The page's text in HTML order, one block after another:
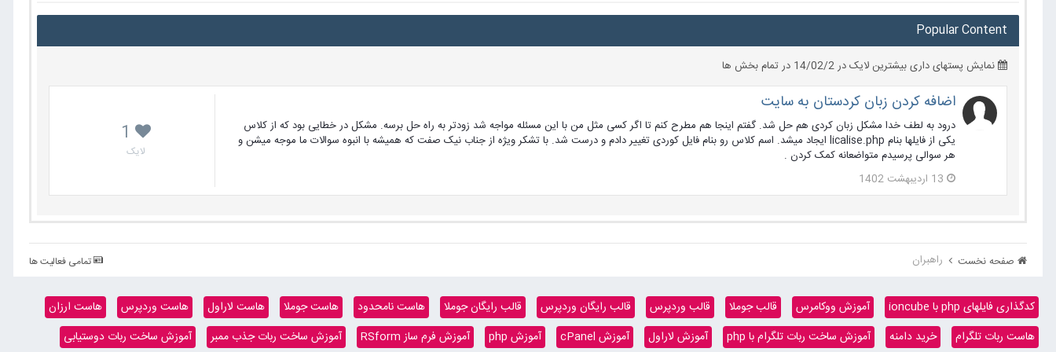
Popular Content
نمایش پستهای داری بیشترین لایک در 14/02/2 در تمام بخش ها
لایک
اضافه کردن زبان کردستان به سایت
درود به لطف خدا مشکل زبان کردی هم حل شد. گفتم اینجا هم مطرح کنم تا اگر کسی مثل من با این مسئله مواجه شد زودتر به راه حل برسه. مشکل در خطایی بود که از کلاس
یکی از فایلها بنام licalise.php ایجاد میشد. اسم کلاس رو بنام فایل کوردی تغییر دادم و درست شد. با تشکر ویژه از جناب نیک صفت که همیشه با انبوه سوالات ما موجه میشن و
هر سوالی پرسیدم متواضعانه کمک کردن .
13 اردیبهشت 1402
تمامی فعالیت ها صفحه نخست راهبران
کدگذاری فایلهای php با ioncube آموزش ووکامرس قالب جوملا قالب وردپرس قالب رایگان وردپرس قالب رایگان جوملا هاست نامحدود هاست جوملا هاست لاراول هاست وردپرس
هاست ارزان
هاست ربات تلگرام
خرید دامنه آموزش ساخت ربات تلگرام با php آموزش لاراول آموزش cPanel آموزش php آموزش فرم ساز RSform آموزش ساخت ربات جذب ممبر آموزش ساخت ربات دوستیابی